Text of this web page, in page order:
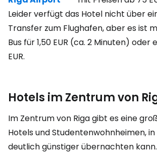
Leider verfügt das Hotel nicht über
Transfer zum Flughafen, aber es ist
Bus für1,50 EUR (ca. 2 Minuten) oder
EUR.
Hotels im Zentrum von
Im Zentrum von Riga gibt es eine
Hotels und Studentenwohnheimen,
deutlich günstiger übernachten kann.